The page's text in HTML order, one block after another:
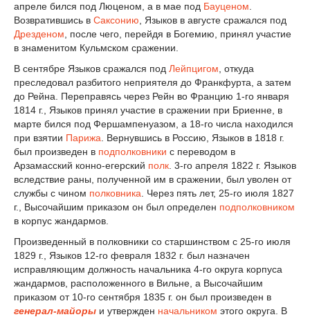
апреле бился под Люценом, а в мае под Бауценом.
Возвратившись в Саксонию, Языков в августе сражался под
Дрезденом, после чего, перейдя в Богемию, принял участие
в знаменитом Кульмском сражении.
В сентябре Языков сражался под Лейпцигом , откуда
преследовал разбитого неприятеля до Франкфурта, a затем
до Рейна. Переправясь через Рейн во Францию 1-го января
1814 г., Языков принял участие в сражении при Бриенне, в
марте бился под Фершампенуазом, а 18-го числа находился
при взятии Парижа . Вернувшись в Россию, Языков в 1818 г.
был произведен в подполковники с переводом в
Арзамасский конно-егерский полк . 3-го апреля 1822 г. Языков
вследствие раны, полученной им в сражении, был уволен от
службы с чином полковника . Через пять лет, 25-го июля 1827
г., Высочайшим приказом он был определен подполковником
в корпус жандармов.
Произведенный в полковники со старшинством с 25-го июля
1829 г., Языков 12-го февраля 1832 г. был назначен
исправляющим должность начальника 4-го округа корпуса
жандармов, расположенного в Вильне, а Высочайшим
приказом от 10-го сентября 1835 г. он был произведен в
генерал-майоры и утвержден начальником этого округа. В